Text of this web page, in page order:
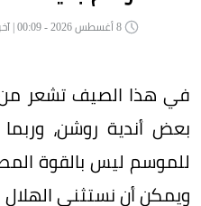
في هذا الصيف تشعر من
بعض أندية روشن، وربما
للموسم ليس بالقوة
ويمكن أن نستثني